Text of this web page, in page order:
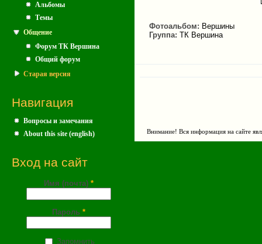
Альбомы
Темы
Общение
Форум ТК Вершина
Общий форум
Старая версия
Навигация
Вопросы и замечания
About this site (english)
Вход на сайт
Имя (почта) *
Пароль *
Запомнить
Фотоальбом: Вершины
Группа: ТК Вершина
Внимание! Вся информация на сайте